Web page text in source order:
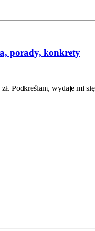
porady, konkrety
Podkreślam, wydaje mi się